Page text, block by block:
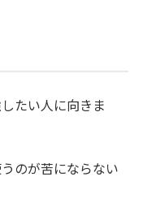
たい人に向きま
のが苦にならない